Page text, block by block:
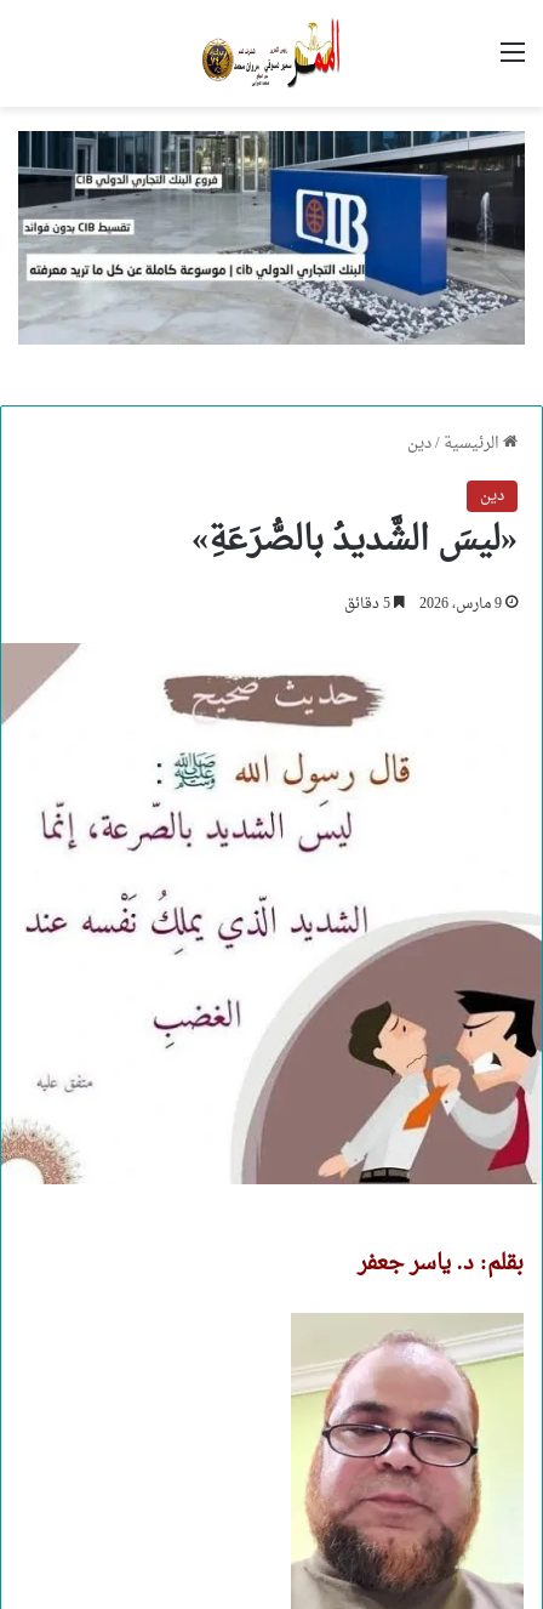
القائمة
الرئيسية/دين
دين
«ليسَ الشَّديدُ بالصُّرَعَةِ»
9 مارس، 2026
بقلم: د. ياسر جعفر